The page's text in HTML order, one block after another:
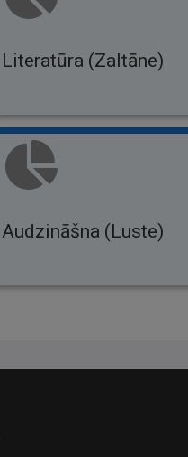
Literatūra (Zaltāne)
Audzināšna (Luste)